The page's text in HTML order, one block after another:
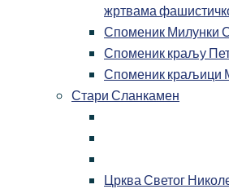
жртвама
Споменик Милунки
Споменик краљу
Споменик краљици
Стари Сланкамен
Црква Светог